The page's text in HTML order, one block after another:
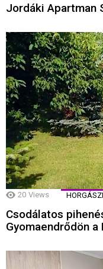
Jordáki Apartman
20 Views
Csodálatos
Gyomaendrődön a